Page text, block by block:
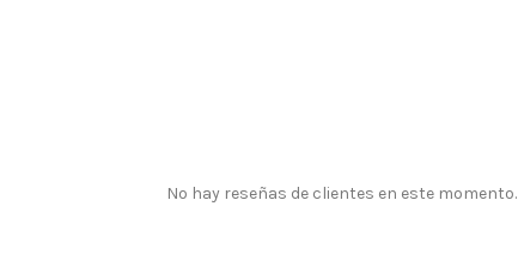
No hay reseñas de clientes en este momento.